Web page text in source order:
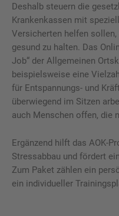
Deshalb steuern die
Krankenkassen mit
Versicherten helfen
gesund zu halten. Das
Job“ der Allgemeinen
beispielsweise eine
für Entspannungs- und
überwiegend im Sitzen
auch Menschen offen, die
Ergänzend hilft das AOK-
Stressabbau und fördert
Zum Paket zählen ein
ein individueller